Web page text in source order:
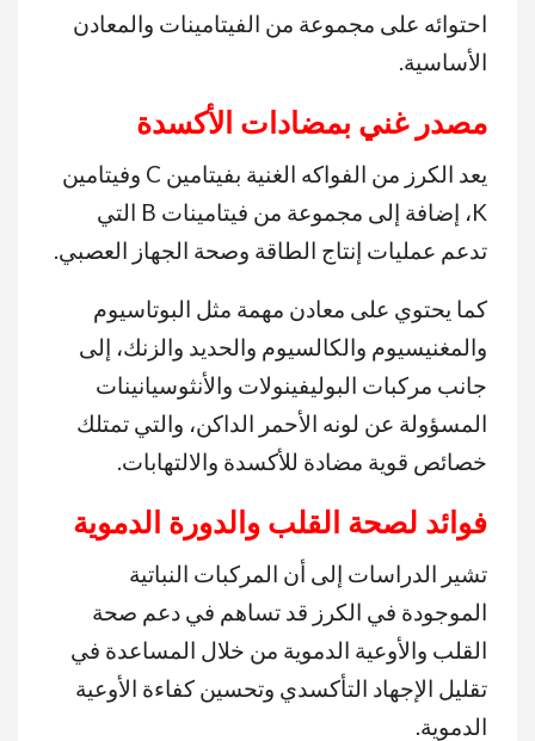
احتوائه على مجموعة من الفيتامينات والمعادن
الأساسية.
مصدر غني بمضادات الأكسدة
يعد الكرز من الفواكه الغنية بفيتامين C وفيتامين
K، إضافة إلى مجموعة من فيتامينات B التي
تدعم عمليات إنتاج الطاقة وصحة الجهاز العصبي.
كما يحتوي على معادن مهمة مثل البوتاسيوم
والمغنيسيوم والكالسيوم والحديد والزنك، إلى
جانب مركبات البوليفينولات والأنثوسيانينات
المسؤولة عن لونه الأحمر الداكن، والتي تمتلك
خصائص قوية مضادة للأكسدة والالتهابات.
فوائد لصحة القلب والدورة الدموية
تشير الدراسات إلى أن المركبات النباتية
الموجودة في الكرز قد تساهم في دعم صحة
القلب والأوعية الدموية من خلال المساعدة في
تقليل الإجهاد التأكسدي وتحسين كفاءة الأوعية
الدموية.